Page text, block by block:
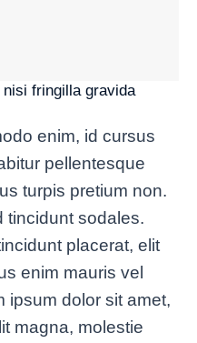
fringilla gravida
enim, id cursus
pellentesque
turpis pretium non.
tincidunt sodales.
placerat, elit
enim mauris vel
ipsum dolor sit amet,
magna, molestie